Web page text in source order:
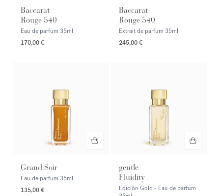
Baccarat
Rouge 540
Eau de parfum 35ml
170,00 €
Baccarat
Rouge 540
Extrait de parfum 35ml
245,00 €
Grand Soir
Eau de parfum 35ml
135,00 €
gentle
Fluidity
Edición Gold - Eau de parfum